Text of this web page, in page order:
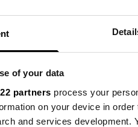
of your data
partners process your
on your device in
and services development.
diverse supermarkten voor de
Een foto toegevoegd aan